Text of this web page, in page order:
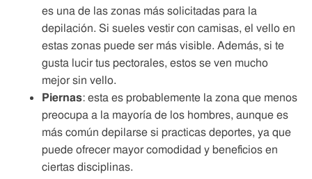
es una de las zonas más solicitadas para la
depilación. Si sueles vestir con camisas, el vello en
estas zonas puede ser más visible. Además, si te
gusta lucir tus pectorales, estos se ven mucho
mejor sin vello.
Piernas: esta es probablemente la zona que menos
preocupa a la mayoría de los hombres, aunque es
más común depilarse si practicas deportes, ya que
puede ofrecer mayor comodidad y beneficios en
ciertas disciplinas.